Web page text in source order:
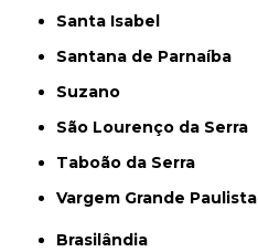
Santa Isabel
Santana de Parnaíba
Suzano
São Lourenço da Serra
Taboão da Serra
Vargem Grande Paulista
Brasilândia